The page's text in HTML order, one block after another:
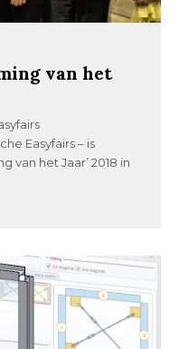
van het
Easyfairs – is
van het Jaar’ 2018 in